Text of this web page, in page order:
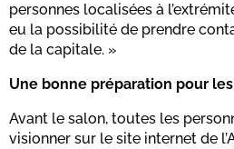
personnes localisées à
eu la possibilité de prendre
de la capitale. »
Une bonne préparation pour
Avant le salon, toutes les
visionner sur le site internet de